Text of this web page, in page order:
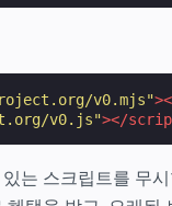
v0.mjs"
v0.js"></
는 스크립트를 무